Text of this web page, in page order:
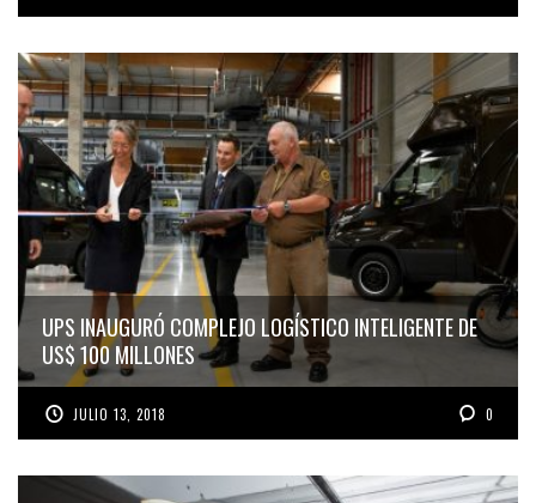
UPS INAUGURÓ COMPLEJO LOGÍSTICO INTELIGENTE DE
US$ 100 MILLONES
JULIO 13, 2018 0